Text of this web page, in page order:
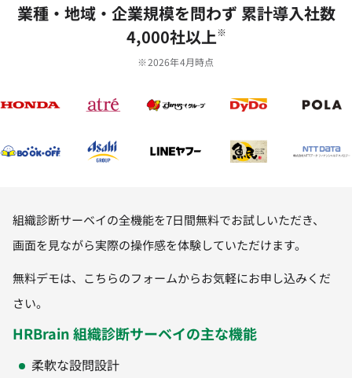
業種‧地域‧企業規模を問わず 累計導⼊社数
4,000社以上※
※2026年4月時点
組織診断サーベイの全機能を7日間無料でお試しいただき、
画面を見ながら実際の操作感を体験していただけます。
無料デモは、こちらのフォームからお気軽にお申し込みくだ
さい。
HRBrain 組織診断サーベイの主な機能
柔軟な設問設計